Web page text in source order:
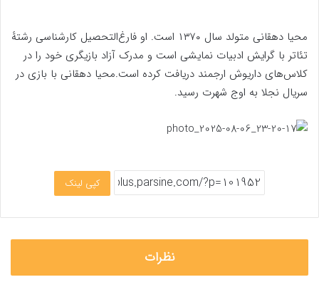
محیا دهقانی متولد سال ۱۳۷۰ است. او فارغ‌التحصیل کارشناسی رشتهٔ
تئاتر با گرایش ادبیات نمایشی است و مدرک آزاد بازیگری خود را در
کلاس‌های داریوش ارجمند دریافت کرده است.محیا دهقانی با بازی در
سریال نجلا به اوج شهرت رسید.
کپی لینک
نظرات